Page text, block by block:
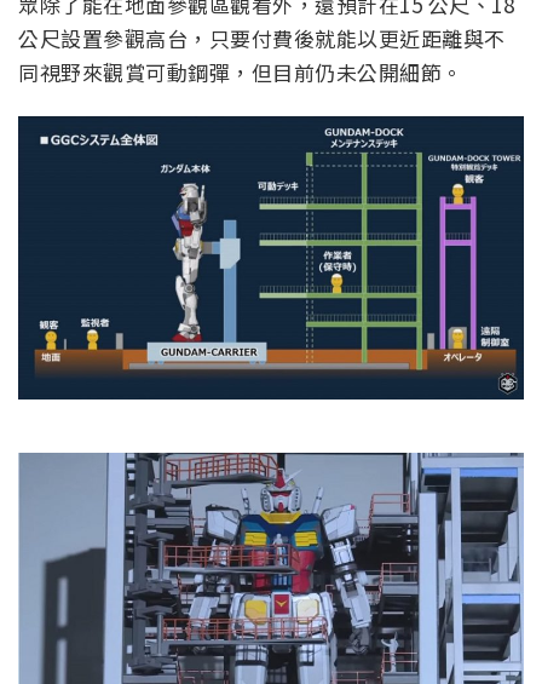
公尺設置參觀高台，只要付費後就能以更近距離與不
同視野來觀賞可動鋼彈，但目前仍未公開細節。